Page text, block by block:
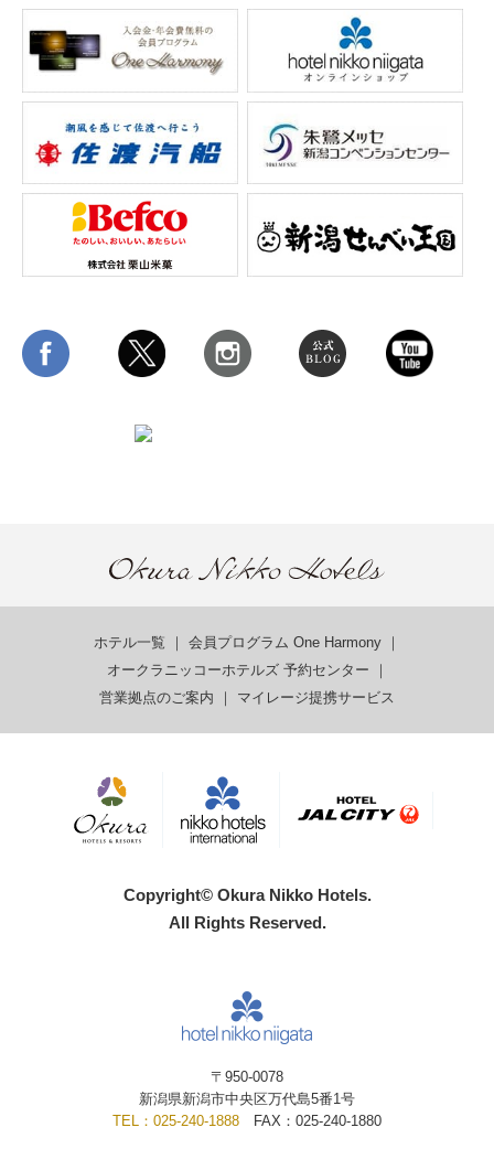
ホテル一覧 ｜ 会員プログラム One Harmony ｜
オークラニッコーホテルズ 予約センター ｜
営業拠点のご案内 ｜ マイレージ提携サービス
Copyright© Okura Nikko Hotels.
All Rights Reserved.
〒950-0078
新潟県新潟市中央区万代島5番1号
TEL：025-240-1888 FAX：025-240-1880